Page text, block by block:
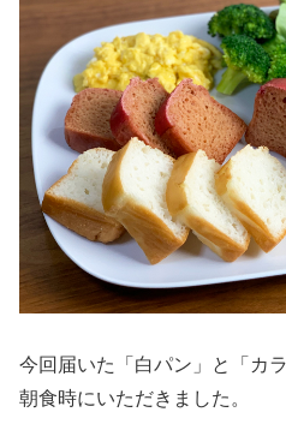
今回届いた「白パン」と「カ
朝食時にいただきました。